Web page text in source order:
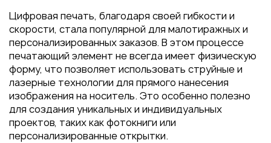
Цифровая печать, благодаря своей гибкости и
скорости, стала популярной для малотиражных и
персонализированных заказов. В этом процессе
печатающий элемент не всегда имеет физическую
форму, что позволяет использовать струйные и
лазерные технологии для прямого нанесения
изображения на носитель. Это особенно полезно
для создания уникальных и индивидуальных
проектов, таких как фотокниги или
персонализированные открытки.